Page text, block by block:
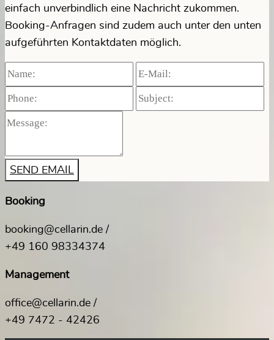
einfach unverbindlich eine Nachricht zukommen.
Booking-Anfragen sind zudem auch unter den unten
aufgeführten Kontaktdaten möglich.
Booking
booking@cellarin.de /
+49 160 98334374
Management
office@cellarin.de /
+49 7472 - 42426